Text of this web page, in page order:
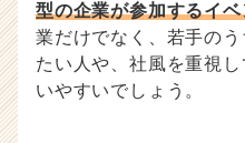
型の企業が参加するイ
業だけでなく、若手の
たい人や、社風を重視
いやすいでしょう。